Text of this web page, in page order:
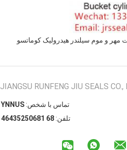
مهر و موم سیلندر هیدرولیک کوماتسو
JIANGSU RUNFENG JIU SEALS CO.,
تماس با شخص: SUNNY
تلفن: 86 18605253464